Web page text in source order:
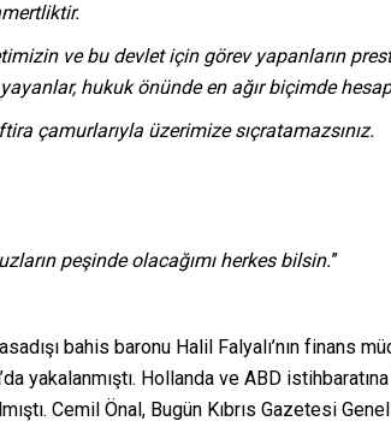
ve bu devlet için görev yapanların
hukuk önünde en ağır biçimde
çamurlarıyla üzerimize sıçratamazsınız.
peşinde olacağımı herkes bilsin.”
bahis baronu Halil Falyalı’nın finans
yakalanmıştı. Hollanda ve ABD
Cemil Önal, Bugün Kıbrıs Gazetesi